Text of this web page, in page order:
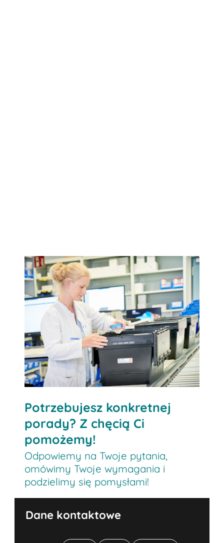
Skontaktuj się z nami już teraz
Potrzebujesz konkretnej
porady? Z chęcią Ci
pomożemy!
Odpowiemy na Twoje pytania,
omówimy Twoje wymagania i
podzielimy się pomysłami!
Dane kontaktowe